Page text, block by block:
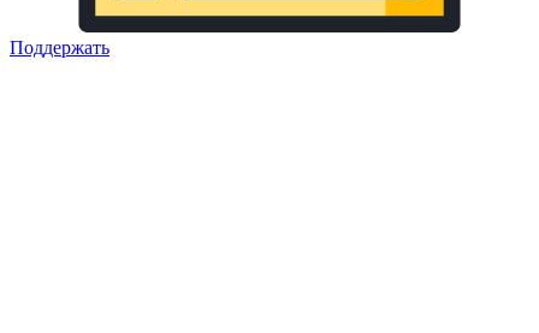
Поддержать